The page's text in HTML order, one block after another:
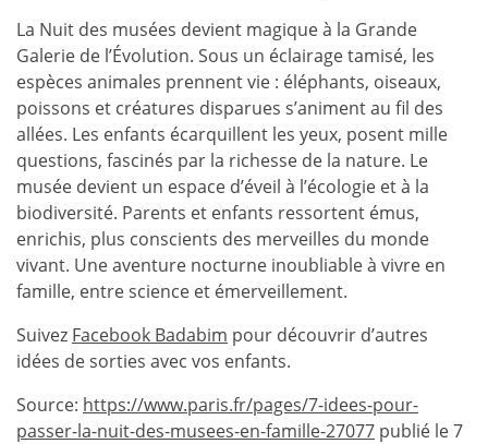
La Nuit des musées devient magique à la Grande
Galerie de l’Évolution. Sous un éclairage tamisé, les
espèces animales prennent vie : éléphants, oiseaux,
poissons et créatures disparues s’animent au fil des
allées. Les enfants écarquillent les yeux, posent mille
questions, fascinés par la richesse de la nature. Le
musée devient un espace d’éveil à l’écologie et à la
biodiversité. Parents et enfants ressortent émus,
enrichis, plus conscients des merveilles du monde
vivant. Une aventure nocturne inoubliable à vivre en
famille, entre science et émerveillement.
Suivez Facebook Badabim pour découvrir d’autres
idées de sorties avec vos enfants.
Source: https://www.paris.fr/pages/7-idees-pour-
passer-la-nuit-des-musees-en-famille-27077 publié le 7